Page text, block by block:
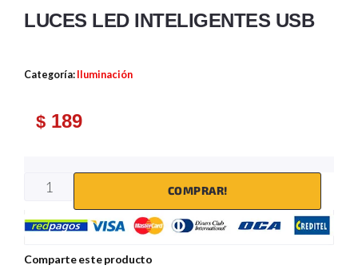
LUCES LED INTELIGENTES USB
Categoría: Iluminación
$ 189
COMPRAR!
Comparte este producto